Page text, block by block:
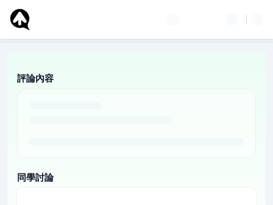
評論內容
同學討論